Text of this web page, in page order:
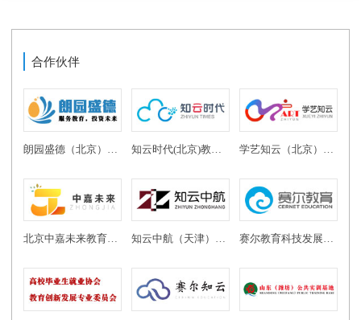
合作伙伴
北京中嘉未来教育科技有限公司 知云中航（天津）教育科技有限公司 赛尔教育科技发展有限公司